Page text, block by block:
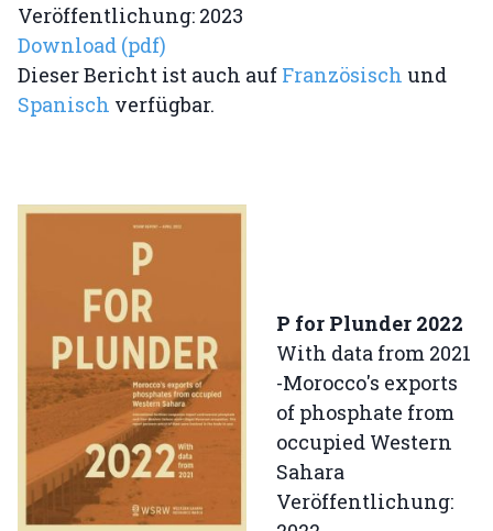
Veröffentlichung: 2023
Download (pdf)
Dieser Bericht ist auch auf Französisch und
Spanisch verfügbar.
P for Plunder 2022
With data from 2021
-Morocco's exports
of phosphate from
occupied Western
Sahara
Veröffentlichung: